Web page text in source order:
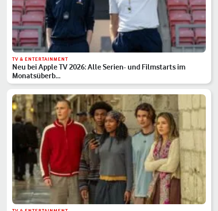
TV & ENTERTAINMENT
Neu bei Apple TV 2026: Alle Serien- und Filmstarts im
Monatsüberb…